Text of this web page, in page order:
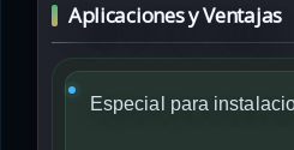
Aplicaciones y Ventajas
Especial para